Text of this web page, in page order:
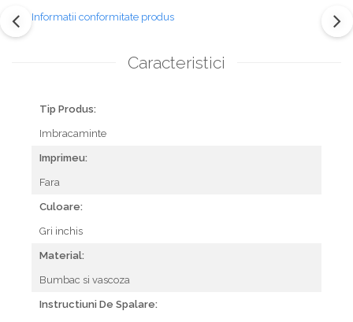
Informatii conformitate produs
Caracteristici
Tip Produs:
Imbracaminte
Imprimeu:
Fara
Culoare:
Gri inchis
Material:
Bumbac si vascoza
Instructiuni De Spalare: